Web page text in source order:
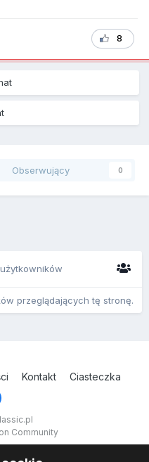
8
Obserwujący 0
przeglądających tę stronę.
Kontakt Ciasteczka
Community